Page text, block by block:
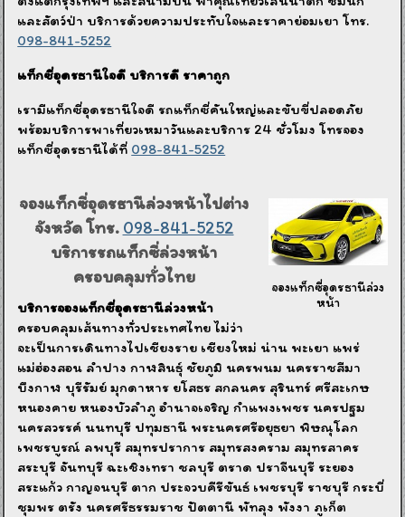
และสัตว์ป่า บริการด้วยความประทับใจและราคาย่อมเยา โทร.
098-841-5252
แท็กซี่อุดรธานีใจดี บริการดี ราคาถูก
เรามีแท็กซี่อุดรธานีใจดี รถแท็กซี่คันใหญ่และขับขี่ปลอดภัย
พร้อมบริการพาเที่ยวเหมาวันและบริการ 24 ชั่วโมง โทรจอง
แท็กซี่อุดรธานีได้ที่ 098-841-5252
จองแท็กซี่อุดรธานีล่วง
หน้า
จองแท็กซี่อุดรธานีล่วงหน้าไปต่าง
จังหวัด โทร. 098-841-5252
บริการรถแท็กซี่ล่วงหน้า
ครอบคลุมทั่วไทย
บริการจองแท็กซี่อุดรธานีล่วงหน้า
ครอบคลุมเส้นทางทั่วประเทศไทย ไม่ว่า
จะเป็นการเดินทางไปเชียงราย เชียงใหม่ น่าน พะเยา แพร่
แม่ฮ่องสอน ลำปาง กาฬสินธุ์ ชัยภูมิ นครพนม นครราชสีมา
บึงกาฬ บุรีรัมย์ มุกดาหาร ยโสธร สกลนคร สุรินทร์ ศรีสะเกษ
หนองคาย หนองบัวลำภู อำนาจเจริญ กำแพงเพชร นครปฐม
นครสวรรค์ นนทบุรี ปทุมธานี พระนครศรีอยุธยา พิษณุโลก
เพชรบูรณ์ ลพบุรี สมุทรปราการ สมุทรสงคราม สมุทรสาคร
สระบุรี จันทบุรี ฉะเชิงเทรา ชลบุรี ตราด ปราจีนบุรี ระยอง
สระแก้ว กาญจนบุรี ตาก ประจวบคีรีขันธ์ เพชรบุรี ราชบุรี กระบี่
ชุมพร ตรัง นครศรีธรรมราช ปัตตานี พัทลุง พังงา ภูเก็ต